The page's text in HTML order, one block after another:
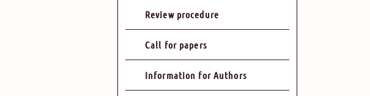
Review procedure
Call for papers
Information for Authors